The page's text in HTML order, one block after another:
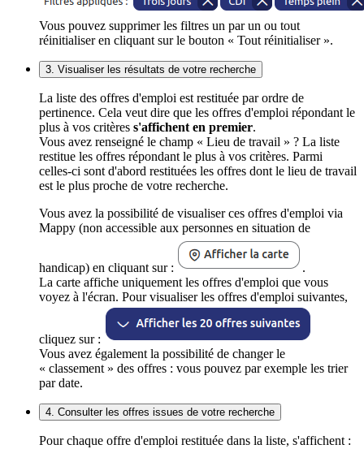
Vous pouvez supprimer les filtres un par un ou tout
réinitialiser en cliquant sur le bouton « Tout réinitialiser ».
3. Visualiser les résultats de votre recherche
La liste des offres d'emploi est restituée par ordre de
pertinence. Cela veut dire que les offres d'emploi répondant le
plus à vos critères s'affichent en premier.
Vous avez renseigné le champ « Lieu de travail » ? La liste
restitue les offres répondant le plus à vos critères. Parmi
celles-ci sont d'abord restituées les offres dont le lieu de travail
est le plus proche de votre recherche.
Vous avez la possibilité de visualiser ces offres d'emploi via
Mappy (non accessible aux personnes en situation de
handicap) en cliquant sur :
.
La carte affiche uniquement les offres d'emploi que vous
voyez à l'écran. Pour visualiser les offres d'emploi suivantes,
cliquez sur :
Vous avez également la possibilité de changer le
« classement » des offres : vous pouvez par exemple les trier
par date.
4. Consulter les offres issues de votre recherche
Pour chaque offre d'emploi restituée dans la liste, s'affichent :